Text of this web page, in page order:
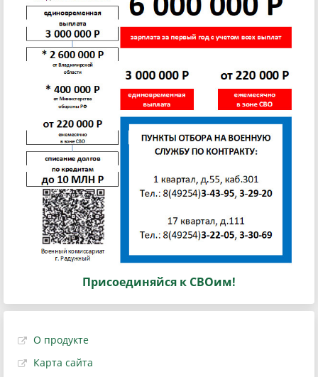
Присоединяйся к СВОим!
О продукте
Карта сайта